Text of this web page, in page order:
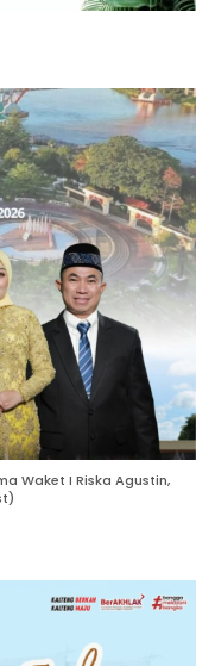
Waket I Riska Agustin,